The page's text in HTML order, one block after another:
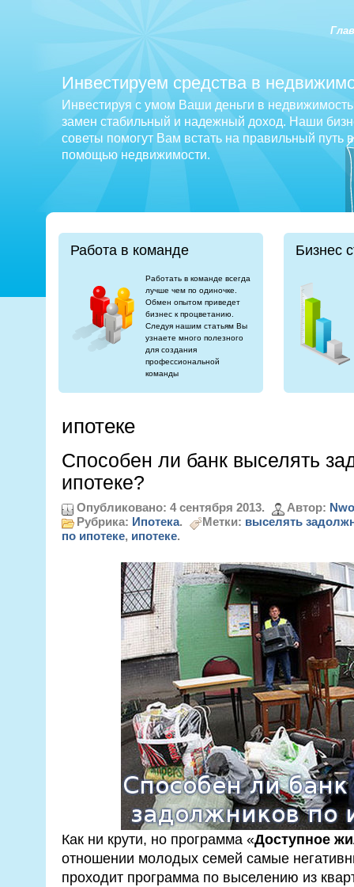
Инвестируем средства в
Инвестируя с умом Ваши деньги в
замен стабильный и надежный доход. Наши
советы помогут Вам встать на правильный путь
помощью недвижимости.
Работа в команде
Работать в команде всегда
лучше чем по одиночке.
Обмен опытом приведет
бизнес к процветанию.
Следуя нашим статьям Вы
узнаете много полезного
для создания
профессиональной
команды
Бизнес
ипотеке
Способен ли банк выселять
ипотеке?
Опубликовано: 4 сентября 2013. Автор:
Рубрика: Ипотека. Метки: выселять
по ипотеке, ипотеке.
Как ни крути, но программа «Доступное
отношении молодых семей самые
проходит программа по выселению из